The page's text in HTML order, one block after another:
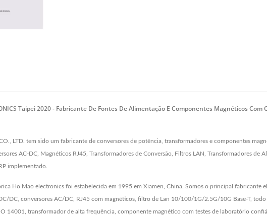
Taipei 2020 - Fabricante De Fontes De Alimentação E Componentes Magnéticos Com
LTD. tem sido um fabricante de conversores de potência, transformadores e componentes
AC-DC, Magnéticos RJ45, Transformadores de Conversão, Filtros LAN, Transformadores de
implementado.
Ho Mao electronics foi estabelecida em 1995 em Xiamen, China. Somos o principal
DC, conversores AC/DC, RJ45 com magnéticos, filtro de Lan 10/100/1G/2.5G/10G Base-T,
14001, transformador de alta frequência, componente magnético com testes de laboratório